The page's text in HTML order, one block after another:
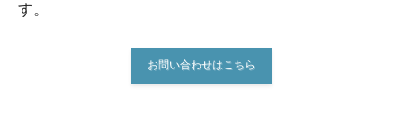
す。
お問い合わせはこちら